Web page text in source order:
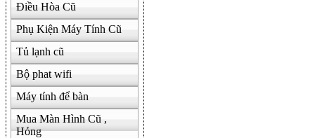
Điều Hòa Cũ
Phụ Kiện Máy Tính Cũ
Tủ lạnh cũ
Bộ phat wifi
Máy tính để bàn
Mua Màn Hình Cũ ,
Hỏng